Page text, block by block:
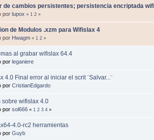
de cambios persistentes; persistencia encriptada
por lupox « 1 2»
de Modulos .xzm para Wifislax 4
por Hwagm « 1 2»
al grabar wifislax 64.4
por leganiere
4.0 Final error al iniciar el scrit ¨Salvar...¨
por CristianEdgardo
sobre wifislax 4.0
por sol666 « 1 2 3 4»
4.0-rc2 herramientas
por Guyb